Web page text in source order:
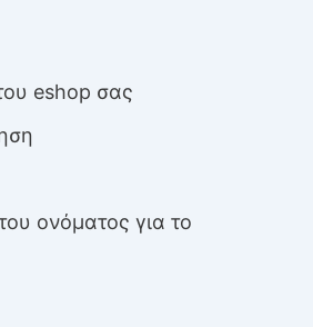
eshop σας
ονόματος για το